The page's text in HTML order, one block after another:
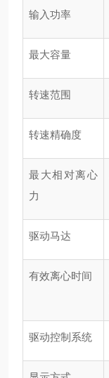
输入功率
最大容量
转速范围
转速精确度
最大相对离心
力
驱动马达
有效离心时间
驱动控制系统